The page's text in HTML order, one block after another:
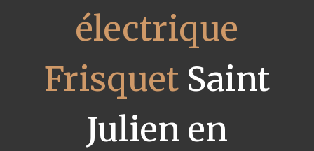
électrique
FrisquetSaint
Julien en